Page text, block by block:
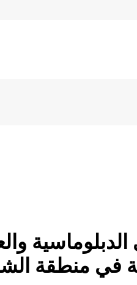
الشرق